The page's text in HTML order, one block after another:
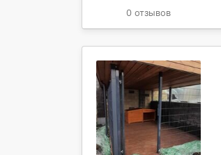
0 отзывов